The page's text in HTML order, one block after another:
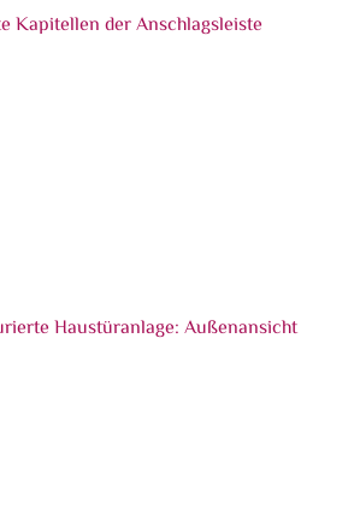
Außenbereich des linken
der Anschlagsleiste